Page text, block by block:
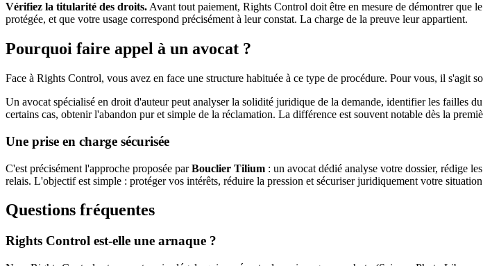
Vérifiez la titularité des droits. Avant tout paiement, Rights Control doit être en mesure de démontrer que
protégée, et que votre usage correspond précisément à leur constat. La charge de la preuve leur appartient.
Pourquoi faire appel à un avocat ?
Face à Rights Control, vous avez en face une structure habituée à ce type de procédure. Pour vous, il s'agit
Un avocat spécialisé en droit d'auteur peut analyser la solidité juridique de la demande, identifier les failles
certains cas, obtenir l'abandon pur et simple de la réclamation. La différence est souvent notable dès la
Une prise en charge sécurisée
C'est précisément l'approche proposée par Bouclier Tilium : un avocat dédié analyse votre dossier, rédige
relais. L'objectif est simple : protéger vos intérêts, réduire la pression et sécuriser juridiquement votre
Questions fréquentes
Rights Control est-elle une arnaque ?